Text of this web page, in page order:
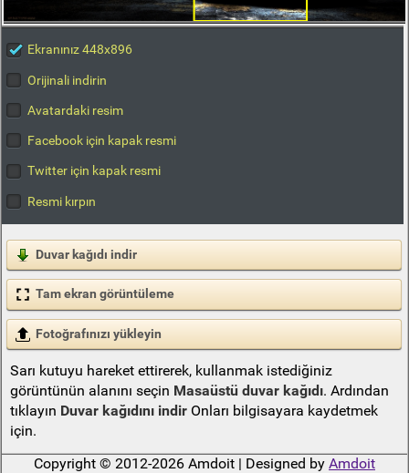
Ekranınız 448x896
Orijinali indirin
Avatardaki resim
Facebook için kapak resmi
Twitter için kapak resmi
Resmi kırpın
Duvar kağıdı indir
Tam ekran görüntüleme
Fotoğrafınızı yükleyin
Sarı kutuyu hareket ettirerek, kullanmak istediğiniz
görüntünün alanını seçin Masaüstü duvar kağıdı. Ardından
tıklayın Duvar kağıdını indirOnları bilgisayara kaydetmek
için.
Copyright © 2012-2026 Amdoit | Designed by Amdoit